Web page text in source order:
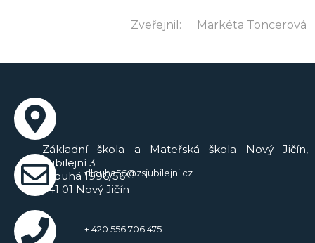
Zveřejnil: Markéta Toncerová
Základní škola a Mateřská škola Nový Jičín,
Jubilejní 3
Dlouhá 1996/56
741 01 Nový Jičín
dlouha56@zsjubilejni.cz
+ 420 556 706 475